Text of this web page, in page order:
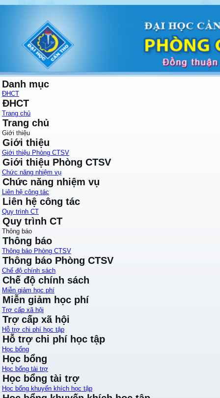
Danh mục
ĐHCT
ĐHCT
Trang chủ
Trang chủ
Giới thiệu
Giới thiệu
Giới thiệu Phòng CTSV
Giới thiệu Phòng CTSV
Chức năng nhiệm vụ
Chức năng nhiệm vụ
Liên hệ công tác
Liên hệ công tác
Quy trình CT
Quy trình CT
Thông báo
Thông báo
Thông báo Phòng CTSV
Thông báo Phòng CTSV
Chế độ chính sách
Chế độ chính sách
Miễn giảm học phí
Miễn giảm học phí
Trợ cấp xã hội
Trợ cấp xã hội
Hỗ trợ chi phí học tập
Hỗ trợ chi phí học tập
Học bổng
Học bổng
Học bổng tài trợ
Học bổng tài trợ
Học bổng khuyến khích học tập